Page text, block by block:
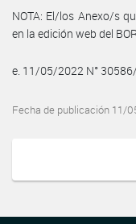
NOTA: El/los Anexo/s
en la edición web del
e. 11/05/2022 N°
Fecha de publicación 11/